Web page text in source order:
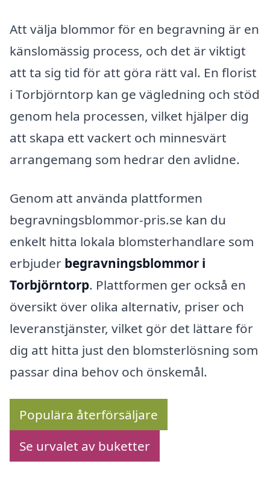
Att välja blommor för en begravning är en
känslomässig process, och det är viktigt
att ta sig tid för att göra rätt val. En florist
i Torbjörntorp kan ge vägledning och stöd
genom hela processen, vilket hjälper dig
att skapa ett vackert och minnesvärt
arrangemang som hedrar den avlidne.
Genom att använda plattformen
begravningsblommor-pris.se kan du
enkelt hitta lokala blomsterhandlare som
erbjuder begravningsblommor i
Torbjörntorp. Plattformen ger också en
översikt över olika alternativ, priser och
leveranstjänster, vilket gör det lättare för
dig att hitta just den blomsterlösning som
passar dina behov och önskemål.
Populära återförsäljare
Se urvalet av buketter